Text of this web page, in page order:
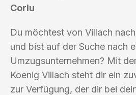
Corlu
Du möchtest von Villach
und bist auf der Suche nach
Umzugsunternehmen? Mit
Koenig Villach steht dir ein
zur Verfügung, der dir bei